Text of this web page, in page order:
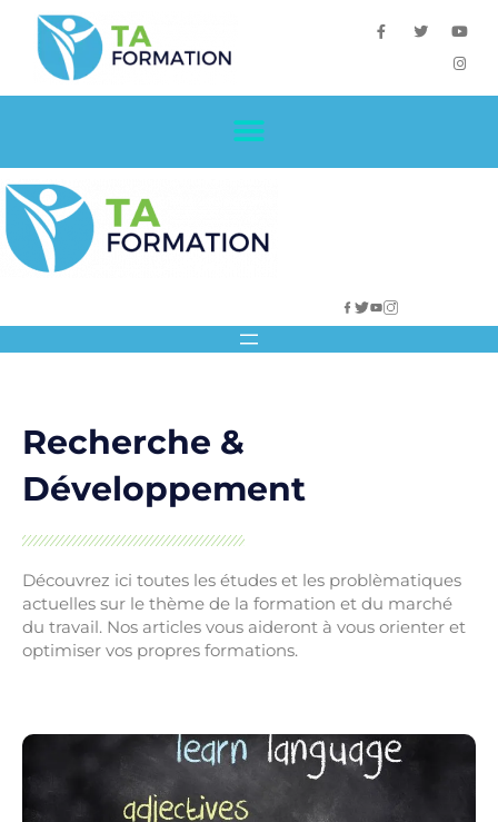
Recherche &
Développement
Découvrez ici toutes les études et les problèmatiques
actuelles sur le thème de la formation et du marché
du travail. Nos articles vous aideront à vous orienter et
optimiser vos propres formations.